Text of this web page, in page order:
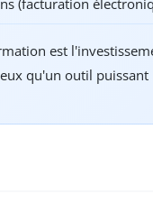
est
qu'un outil puissant